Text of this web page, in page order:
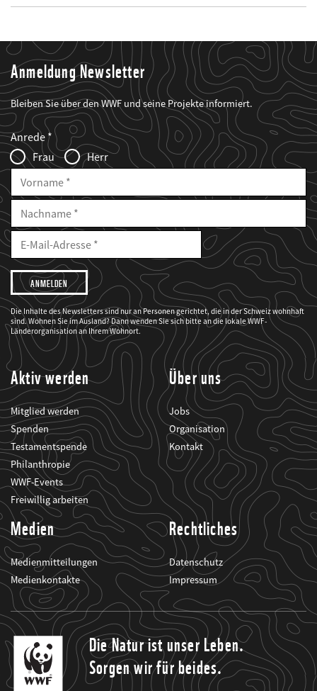
Anmeldung Newsletter
Bleiben Sie über den WWF und seine Projekte informiert.
Web2Case
Infofelder
Fieldset
anrede_name
Anrede
Frau
Herr
Vorname
Nachname
E-
Mailadresse
E-
Adresse
Ich
möchte,
dass
der
WWF
mich
über
seine
Projekte
informiert.
Die Inhalte des Newsletters sind nur an Personen gerichtet, die in der Schweiz wohnhaft
sind. Wohnen Sie im Ausland? Dann wenden Sie sich bitte an die lokale WWF-
Länderorganisation an Ihrem Wohnort.
Aktiv werden
Mitglied werden
Spenden
Testamentspende
Philanthropie
WWF-Events
Freiwillig arbeiten
Über uns
Jobs
Organisation
Kontakt
Medien
Medienmitteilungen
Medienkontakte
Rechtliches
Datenschutz
Impressum
Die Natur ist unser Leben.
Sorgen wir für beides.